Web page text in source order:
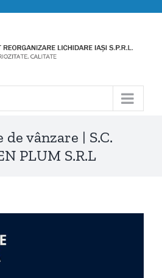
vânzare | S.C.
PLUM S.R.L